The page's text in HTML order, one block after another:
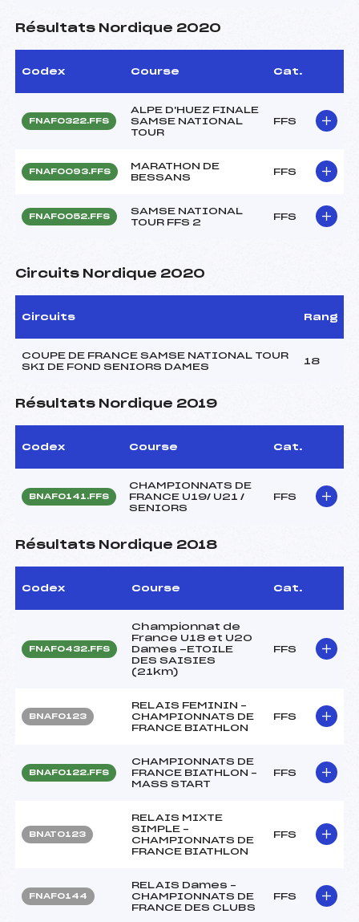
Résultats Nordique 2020
Codex Course Cat.
FNAF0322.FFS
ALPE D'HUEZ FINALE
SAMSE NATIONAL
TOUR
FFS
FNAF0093.FFS
MARATHON DE
BESSANS
FFS
FNAF0052.FFS
SAMSE NATIONAL
TOUR FFS 2
FFS
Circuits Nordique 2020
Circuits Rang
COUPE DE FRANCE SAMSE NATIONAL TOUR
SKI DE FOND SENIORS DAMES
18
Résultats Nordique 2019
Codex Course Cat.
BNAF0141.FFS
CHAMPIONNATS DE
FRANCE U19/ U21 /
SENIORS
FFS
Résultats Nordique 2018
Codex Course Cat.
FNAF0432.FFS
Championnat de
France U18 et U20
Dames -ETOILE
DES SAISIES
(21km)
FFS
BNAF0123
RELAIS FEMININ –
CHAMPIONNATS DE
FRANCE BIATHLON
FFS
BNAF0122.FFS
CHAMPIONNATS DE
FRANCE BIATHLON –
MASS START
FFS
BNAT0123
RELAIS MIXTE
SIMPLE –
CHAMPIONNATS DE
FRANCE BIATHLON
FFS
FNAF0144
RELAIS Dames –
CHAMPIONNATS DE
FRANCE DES CLUBS
FFS